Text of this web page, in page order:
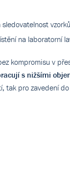
na laboratorní
kompromisu v
s nižšími
tak pro zavedení